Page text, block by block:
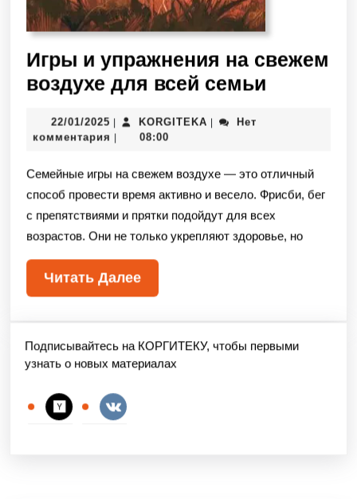
Игры и упражнения на свежем
воздухе для всей семьи
22/01/2025 | KORGITEKA |
Нет
комментария | 08:00
Семейные игры на свежем воздухе — это отличный
способ провести время активно и весело. Фрисби, бег
с препятствиями и прятки подойдут для всех
возрастов. Они не только укрепляют здоровье, но
Читать Далее
Подписывайтесь на КОРГИТЕКУ, чтобы первыми
узнать о новых материалах